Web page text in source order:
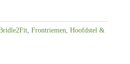
, Frontriemen Hoofdstel &